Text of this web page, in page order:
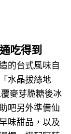
吃得到
的台式風味自
水晶拔絲地
麥芽脆糖後冰
吧另外準備仙
味甜品，以及